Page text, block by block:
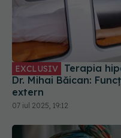
EXCLUSIV Terapia hiperbară: cine o poate face.
Dr. Mihai Băican:
extern
07 iul 2025, 19:12